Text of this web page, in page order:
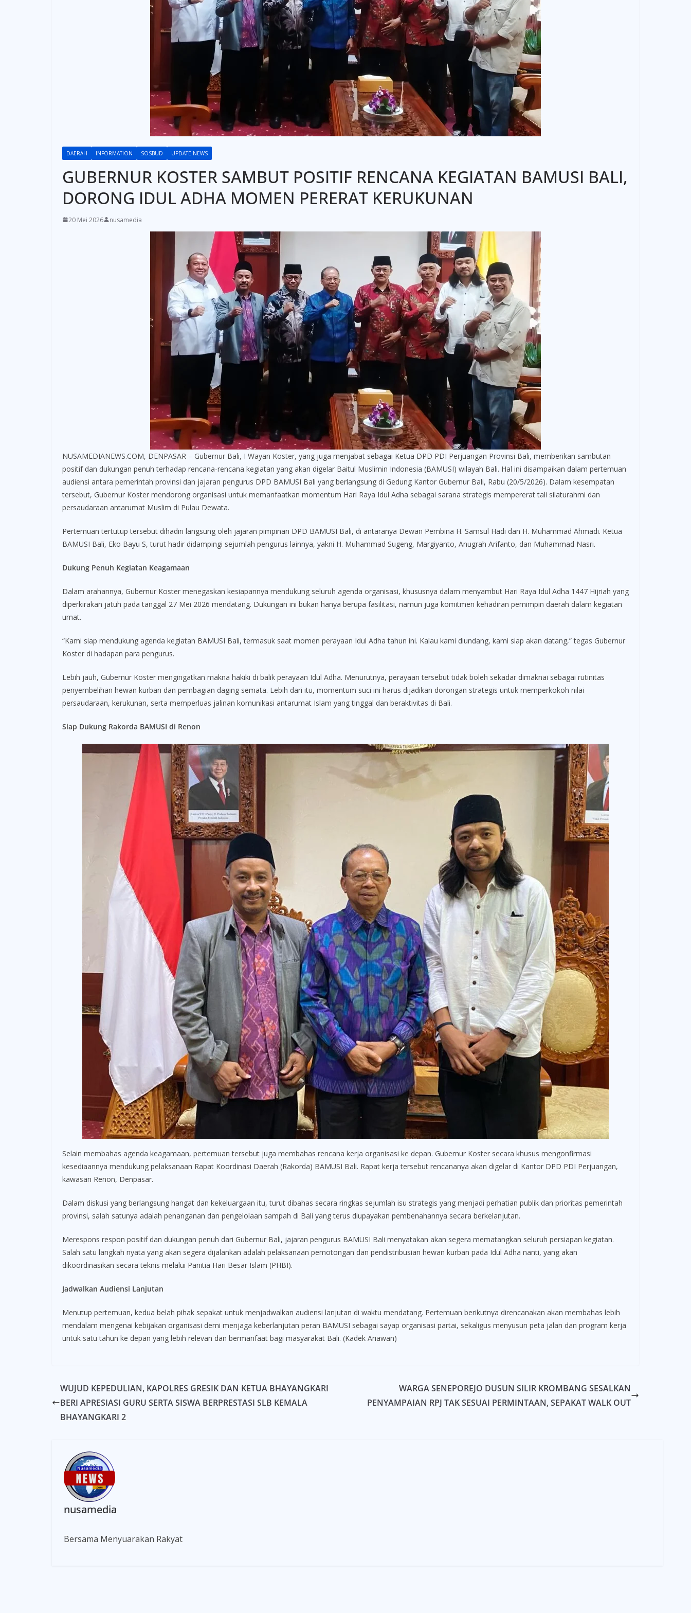
DAERAH INFORMATION SOSBUD UPDATE NEWS
GUBERNUR KOSTER SAMBUT POSITIF RENCANA KEGIATAN BAMUSI BALI,
DORONG IDUL ADHA MOMEN PERERAT KERUKUNAN
20 Mei 2026 nusamedia
NUSAMEDIANEWS.COM, DENPASAR – Gubernur Bali, I Wayan Koster, yang juga menjabat sebagai Ketua DPD PDI Perjuangan Provinsi Bali, memberikan sambutan
positif dan dukungan penuh terhadap rencana-rencana kegiatan yang akan digelar Baitul Muslimin Indonesia (BAMUSI) wilayah Bali. Hal ini disampaikan dalam pertemuan
audiensi antara pemerintah provinsi dan jajaran pengurus DPD BAMUSI Bali yang berlangsung di Gedung Kantor Gubernur Bali, Rabu (20/5/2026). Dalam kesempatan
tersebut, Gubernur Koster mendorong organisasi untuk memanfaatkan momentum Hari Raya Idul Adha sebagai sarana strategis mempererat tali silaturahmi dan
persaudaraan antarumat Muslim di Pulau Dewata.
Pertemuan tertutup tersebut dihadiri langsung oleh jajaran pimpinan DPD BAMUSI Bali, di antaranya Dewan Pembina H. Samsul Hadi dan H. Muhammad Ahmadi. Ketua
BAMUSI Bali, Eko Bayu S, turut hadir didampingi sejumlah pengurus lainnya, yakni H. Muhammad Sugeng, Margiyanto, Anugrah Arifanto, dan Muhammad Nasri.
Dukung Penuh Kegiatan Keagamaan
Dalam arahannya, Gubernur Koster menegaskan kesiapannya mendukung seluruh agenda organisasi, khususnya dalam menyambut Hari Raya Idul Adha 1447 Hijriah yang
diperkirakan jatuh pada tanggal 27 Mei 2026 mendatang. Dukungan ini bukan hanya berupa fasilitasi, namun juga komitmen kehadiran pemimpin daerah dalam kegiatan
umat.
“Kami siap mendukung agenda kegiatan BAMUSI Bali, termasuk saat momen perayaan Idul Adha tahun ini. Kalau kami diundang, kami siap akan datang,” tegas Gubernur
Koster di hadapan para pengurus.
Lebih jauh, Gubernur Koster mengingatkan makna hakiki di balik perayaan Idul Adha. Menurutnya, perayaan tersebut tidak boleh sekadar dimaknai sebagai rutinitas
penyembelihan hewan kurban dan pembagian daging semata. Lebih dari itu, momentum suci ini harus dijadikan dorongan strategis untuk memperkokoh nilai
persaudaraan, kerukunan, serta memperluas jalinan komunikasi antarumat Islam yang tinggal dan beraktivitas di Bali.
Siap Dukung Rakorda BAMUSI di Renon
Selain membahas agenda keagamaan, pertemuan tersebut juga membahas rencana kerja organisasi ke depan. Gubernur Koster secara khusus mengonfirmasi
kesediaannya mendukung pelaksanaan Rapat Koordinasi Daerah (Rakorda) BAMUSI Bali. Rapat kerja tersebut rencananya akan digelar di Kantor DPD PDI Perjuangan,
kawasan Renon, Denpasar.
Dalam diskusi yang berlangsung hangat dan kekeluargaan itu, turut dibahas secara ringkas sejumlah isu strategis yang menjadi perhatian publik dan prioritas pemerintah
provinsi, salah satunya adalah penanganan dan pengelolaan sampah di Bali yang terus diupayakan pembenahannya secara berkelanjutan.
Merespons respon positif dan dukungan penuh dari Gubernur Bali, jajaran pengurus BAMUSI Bali menyatakan akan segera mematangkan seluruh persiapan kegiatan.
Salah satu langkah nyata yang akan segera dijalankan adalah pelaksanaan pemotongan dan pendistribusian hewan kurban pada Idul Adha nanti, yang akan
dikoordinasikan secara teknis melalui Panitia Hari Besar Islam (PHBI).
Jadwalkan Audiensi Lanjutan
Menutup pertemuan, kedua belah pihak sepakat untuk menjadwalkan audiensi lanjutan di waktu mendatang. Pertemuan berikutnya direncanakan akan membahas lebih
mendalam mengenai kebijakan organisasi demi menjaga keberlanjutan peran BAMUSI sebagai sayap organisasi partai, sekaligus menyusun peta jalan dan program kerja
untuk satu tahun ke depan yang lebih relevan dan bermanfaat bagi masyarakat Bali. (Kadek Ariawan)
WUJUD KEPEDULIAN, KAPOLRES GRESIK DAN KETUA BHAYANGKARI
BERI APRESIASI GURU SERTA SISWA BERPRESTASI SLB KEMALA
BHAYANGKARI 2
WARGA SENEPOREJO DUSUN SILIR KROMBANG SESALKAN
PENYAMPAIAN RPJ TAK SESUAI PERMINTAAN, SEPAKAT WALK OUT
nusamedia
Bersama Menyuarakan Rakyat